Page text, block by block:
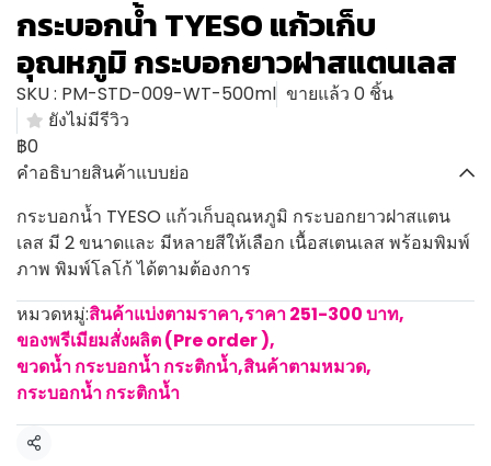
กระบอกน้ำ TYESO แก้วเก็บ
อุณหภูมิ กระบอกยาวฝาสแตนเลส
SKU : PM-STD-009-WT-500ml ขายแล้ว 0 ชิ้น
ยังไม่มีรีวิว
฿0
คำอธิบายสินค้าแบบย่อ
กระบอกน้ำ TYESO แก้วเก็บอุณหภูมิ กระบอกยาวฝาสแตน
เลส มี 2 ขนาดและ มีหลายสีให้เลือก เนื้อสเตนเลส พร้อมพิมพ์
ภาพ พิมพ์โลโก้ ได้ตามต้องการ
หมวดหมู่:สินค้าแบ่งตามราคา,ราคา 251-300 บาท,
ของพรีเมียมสั่งผลิต (Pre order ),
ขวดน้ำ กระบอกน้ำ กระติกน้ำ,สินค้าตามหมวด,
กระบอกน้ำ กระติกน้ำ
แชร์